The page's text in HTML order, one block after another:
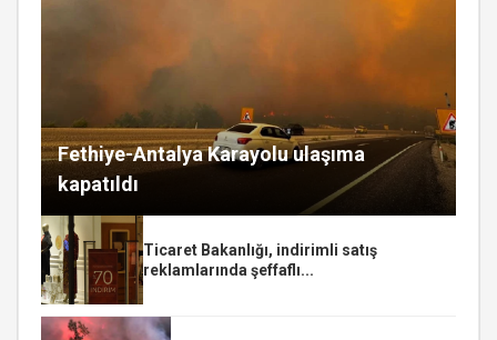
Fethiye-Antalya Karayolu ulaşıma
kapatıldı
Ticaret Bakanlığı, indirimli satış
reklamlarında şeffaflı...